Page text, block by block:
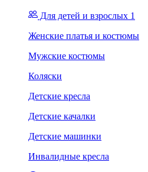
Для детей и взрослых 1
Женские платья и костюмы
Мужские костюмы
Коляски
Детские кресла
Детские качалки
Детские машинки
Инвалидные кресла